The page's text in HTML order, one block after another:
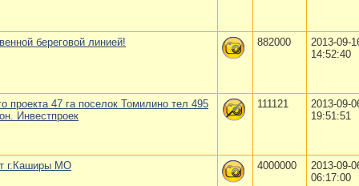
береговой линией! 882000
2013-09-
14:52:40
проекта 47 га поселок Томилино тел 495
Инвестпроек
111121
2013-09-
19:51:51
г.Каширы МО 4000000
2013-09-
06:17:00